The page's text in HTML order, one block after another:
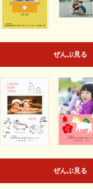
ぜんぶ見る
ぜんぶ見る